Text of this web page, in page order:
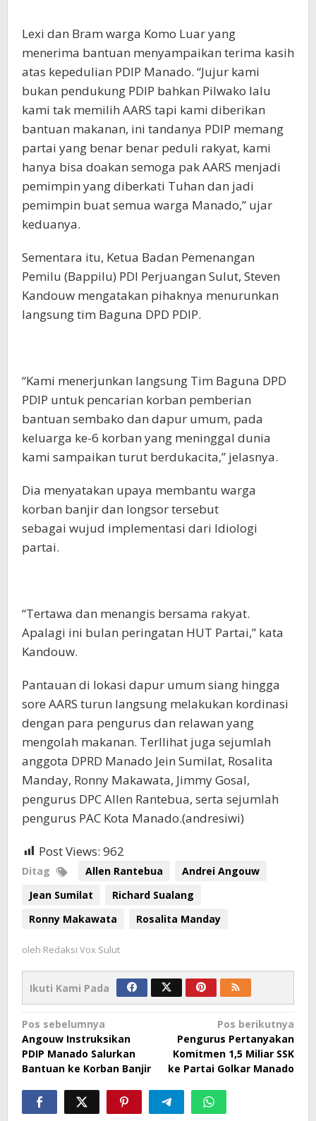
Lexi dan Bram warga Komo Luar yang
menerima bantuan menyampaikan terima kasih
atas kepedulian PDIP Manado. “Jujur kami
bukan pendukung PDIP bahkan Pilwako lalu
kami tak memilih AARS tapi kami diberikan
bantuan makanan, ini tandanya PDIP memang
partai yang benar benar peduli rakyat, kami
hanya bisa doakan semoga pak AARS menjadi
pemimpin yang diberkati Tuhan dan jadi
pemimpin buat semua warga Manado,” ujar
keduanya.
Sementara itu, Ketua Badan Pemenangan
Pemilu (Bappilu) PDI Perjuangan Sulut, Steven
Kandouw mengatakan pihaknya menurunkan
langsung tim Baguna DPD PDIP.
“Kami menerjunkan langsung Tim Baguna DPD
PDIP untuk pencarian korban pemberian
bantuan sembako dan dapur umum, pada
keluarga ke-6 korban yang meninggal dunia
kami sampaikan turut berdukacita,” jelasnya.
Dia menyatakan upaya membantu warga
korban banjir dan longsor tersebut
sebagai wujud implementasi dari Idiologi
partai.
“Tertawa dan menangis bersama rakyat.
Apalagi ini bulan peringatan HUT Partai,” kata
Kandouw.
Pantauan di lokasi dapur umum siang hingga
sore AARS turun langsung melakukan kordinasi
dengan para pengurus dan relawan yang
mengolah makanan. Terllihat juga sejumlah
anggota DPRD Manado Jein Sumilat, Rosalita
Manday, Ronny Makawata, Jimmy Gosal,
pengurus DPC Allen Rantebua, serta sejumlah
pengurus PAC Kota Manado.(andresiwi)
Post Views: 962
Ditag Allen Rantebua
Andrei Angouw
Jean Sumilat
Richard Sualang
Ronny Makawata
Rosalita Manday
oleh Redaksi Vox Sulut
Ikuti Kami Pada
Navigasi
pos
Pos sebelumnya
Angouw Instruksikan
PDIP Manado Salurkan
Bantuan ke Korban Banjir
Pos berikutnya
Pengurus Pertanyakan
Komitmen 1,5 Miliar SSK
ke Partai Golkar Manado